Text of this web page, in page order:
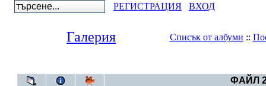
РЕГИСТРАЦИЯ
ВХОД
Галерия Списък от албуми ::
ФАЙЛ